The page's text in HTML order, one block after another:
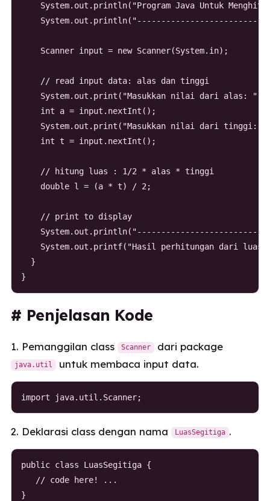
System.out.println("Program Java Untuk
    Scanner input = new Scanner(System.in);
    // read input data: alas dan tinggi
    System.out.print("Masukkan nilai dari alas: ");
    int a = input.nextInt();
System.out.print("Masukkan nilai dari tinggi:
    int t = input.nextInt();
    // hitung luas : 1/2 * alas * tinggi
    double l = (a * t) / 2;
    // print to display
System.out.printf("Hasil perhitungan dari luas
  }
# Penjelasan Kode
1. Pemanggilan class Scanner dari package
java.util untuk membaca input data.
import java.util.Scanner;
2. Deklarasi class dengan nama LuasSegitiga .
public class LuasSegitiga {
   // code here! ...
}